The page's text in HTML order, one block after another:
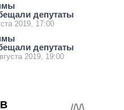
депутаты
2019, 17:00
депутаты
2019, 19:00